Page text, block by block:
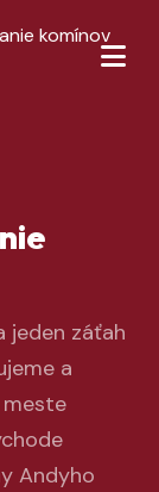
jeden záťah
a
meste
Andyho